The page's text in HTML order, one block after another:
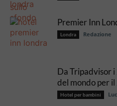
Premier Inn
Londra Redazione
Da Tripadvisor
del mondo per il
Hotel per bambini